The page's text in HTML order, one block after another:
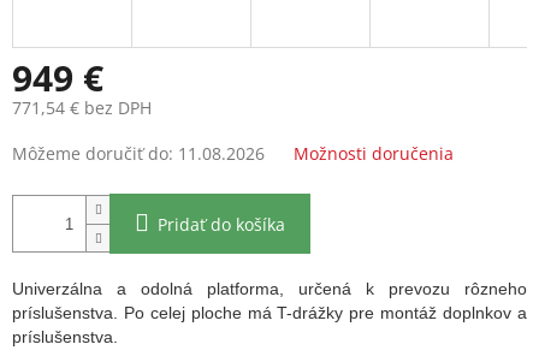
949 €
771,54 € bez DPH
Jednotková
cena:
Môžeme doručiť do: 11.08.2026 Možnosti doručenia
Pridať do košíka
Univerzálna a odolná platforma, určená k prevozu rôzneho
príslušenstva. Po celej ploche má T-drážky pre montáž doplnkov a
príslušenstva.